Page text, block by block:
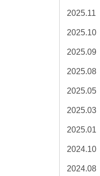
2025.11
2025.10
2025.09
2025.08
2025.05
2025.03
2025.01
2024.10
2024.08